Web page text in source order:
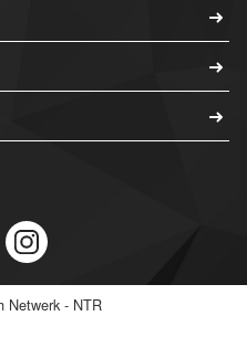
Netwerk - NTR